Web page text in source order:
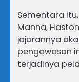
Sementara
Manna,
jajarannya
pengawasan
terjadinya